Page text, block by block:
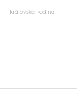
královská rodina